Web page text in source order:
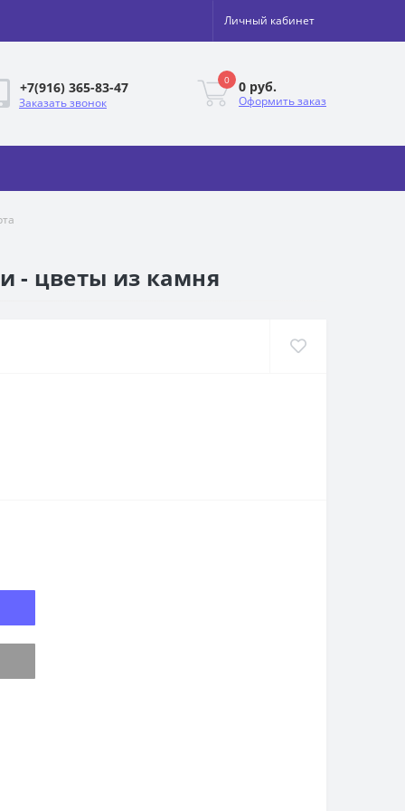
Личный кабинет
+7(916) 365-83-47
Заказать звонок
0 0 руб.
Оформить заказ
- цветы из камня